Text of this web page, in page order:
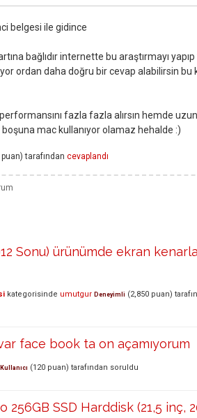
belgesi ile gidince
bağlıdır internette bu araştırmayı
ordan daha doğru bir cevap alabilirsin bu
fazla fazla alırsın hemde uzun
boşuna mac kullanıyor olamaz hehalde :)
puan) tarafından cevaplandı
Sonu) ürünümde ekran
kategorisinde umutgur Deneyimli (2,850 puan)
face book ta on açamıyorum
(120 puan) tarafından soruldu
256GB SSD Harddisk (21,5 inç,